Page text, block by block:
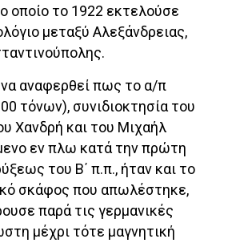
οποίο το 1922 εκτελούσε
μεταξύ Αλεξάνδρειας,
να αναφερθεί πως το α/π
τόνων), συνιδιοκτησία του
Χανδρή και του Μιχαήλ
εν πλω κατά την πρώτη
του Β΄ π.π., ήταν και το
σκάφος που απωλέστηκε,
παρά τις γερμανικές
μέχρι τότε μαγνητική